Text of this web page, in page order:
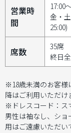
営業時
間
17:00
金・
25:00)
席数
35席
終日
※18歳未満のお客様
降はご利用いただけ
※ドレスコード：ス
男性は袖なし、シ
用はご遠慮いただい